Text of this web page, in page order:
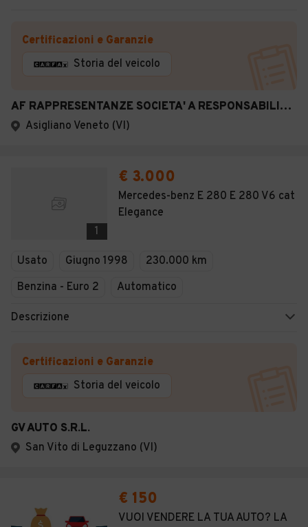
Certificazioni e Garanzie
Storia del veicolo
AF RAPPRESENTANZE SOCIETA' A RESPONSABILITA' LIMIT
Asigliano Veneto (VI)
1
€ 3.000
Mercedes-benz E 280 E 280 V6 cat
Elegance
Usato Giugno 1998
230.000 km
Benzina - Euro 2
Automatico
Descrizione
Certificazioni e Garanzie
Storia del veicolo
GV AUTO S.R.L.
San Vito di Leguzzano (VI)
€ 150
VUOI VENDERE LA TUA AUTO? LA